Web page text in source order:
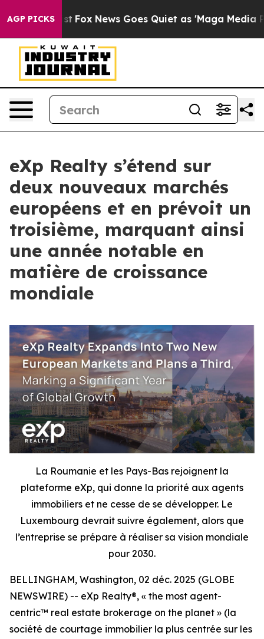
AGP PICKS
Exist Fox News Goes Quiet as 'Maga Media
eXp Realty s’étend sur
deux nouveaux marchés
européens et en prévoit un
troisième, marquant ainsi
une année notable en
matière de croissance
mondiale
La Roumanie et les Pays-Bas rejoignent la
plateforme eXp, qui donne la priorité aux agents
immobiliers et ne cesse de se développer. Le
Luxembourg devrait suivre également, alors que
l’entreprise se prépare à réaliser sa vision mondiale
pour 2030.
BELLINGHAM, Washington, 02 déc. 2025 (GLOBE
NEWSWIRE) -- eXp Realty®, « the most agent-
centric™ real estate brokerage on the planet » (la
société de courtage immobilier la plus centrée sur les